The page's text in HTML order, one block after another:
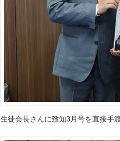
生徒会長さんに致知3月号を直接手